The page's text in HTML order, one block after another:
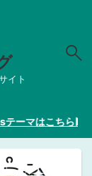
イト
ーマはこちら▶︎【